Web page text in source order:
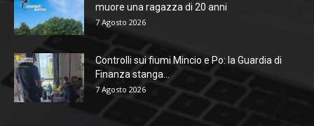
muore una ragazza di 20 anni
7 Agosto 2026
Controlli sui fiumi Mincio e Po: la Guardia di
Finanza stanga...
7 Agosto 2026